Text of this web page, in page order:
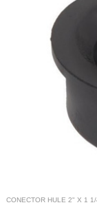
CONECTOR HULE 2" X 1